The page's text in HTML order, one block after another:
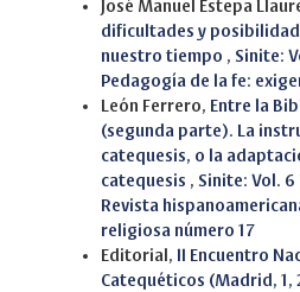
José Manuel Estepa
dificultades y
nuestro tiempo , Sinite:
Pedagogía de la fe:
León Ferrero, Entre la
(segunda parte). La
catequesis, o la
catequesis , Sinite: Vol. 6
Revista
religiosa número 17
Editorial,
II Encuentro
Catequéticos (Madrid, 1,